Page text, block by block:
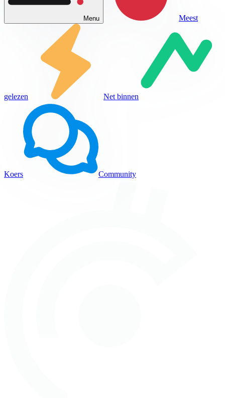
Menu Meest
gelezen Net binnen
Koers Community